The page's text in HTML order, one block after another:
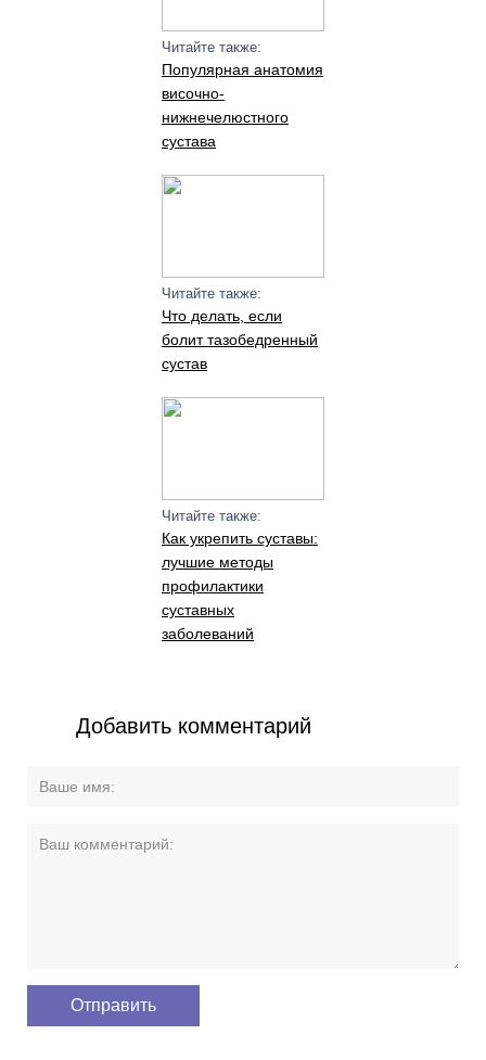
Читайте также:
Популярная анатомия
височно-
нижнечелюстного
сустава
Читайте также:
Что делать, если
болит тазобедренный
сустав
Читайте также:
Как укрепить суставы:
лучшие методы
профилактики
суставных
заболеваний
Добавить комментарий